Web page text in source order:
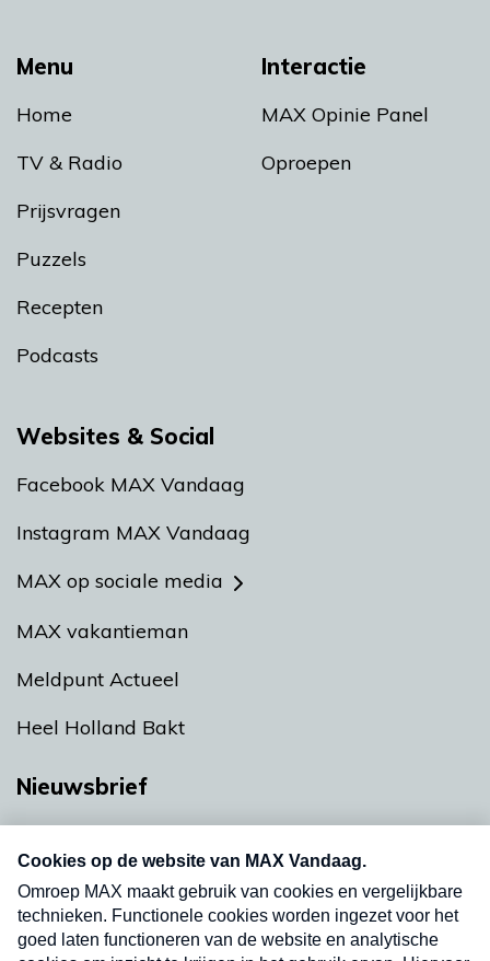
Menu
Home
TV & Radio
Prijsvragen
Puzzels
Recepten
Podcasts
Interactie
MAX Opinie Panel
Oproepen
Websites & Social
Facebook MAX Vandaag
Instagram MAX Vandaag
MAX op sociale media
MAX vakantieman
Meldpunt Actueel
Heel Holland Bakt
Nieuwsbrief
Neem hier een gratis abonnement op onze
nieuwsbrief. Elke vrijdag- en dinsdagochtend in
uw mailbox.
Verzend